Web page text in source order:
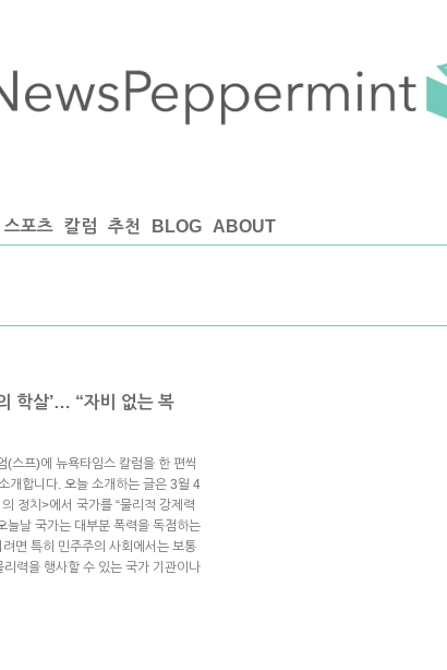
스포츠 칼럼 추천 BLOG ABOUT
학살’… “자비 없는 복
스프)에 뉴욕타임스 칼럼을 한 편씩
개합니다. 오늘 소개하는 글은 3월 4
정치>에서 국가를 “물리적 강제력
늘날 국가는 대부분 폭력을 독점하는
면 특히 민주주의 사회에서는 보통
력을 행사할 수 있는 국가 기관이나